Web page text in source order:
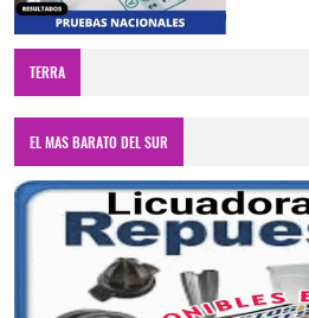
TERRA
EL MAS BARATO DEL SUR